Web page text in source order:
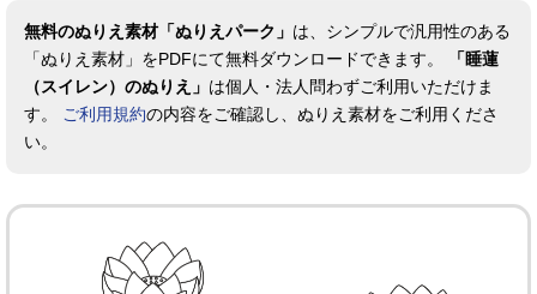
無料のぬりえ素材「ぬりえパーク」 は、シンプルで汎用性のある
「ぬりえ素材」をPDFにて無料ダウンロードできます。
「睡蓮
（スイレン）のぬりえ」 は個人・法人問わずご利用いただけま
す。
ご利用規約の内容をご確認し、ぬりえ素材をご利用くださ
い。